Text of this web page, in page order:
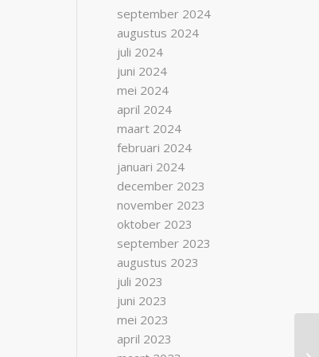
september 2024
augustus 2024
juli 2024
juni 2024
mei 2024
april 2024
maart 2024
februari 2024
januari 2024
december 2023
november 2023
oktober 2023
september 2023
augustus 2023
juli 2023
juni 2023
mei 2023
april 2023